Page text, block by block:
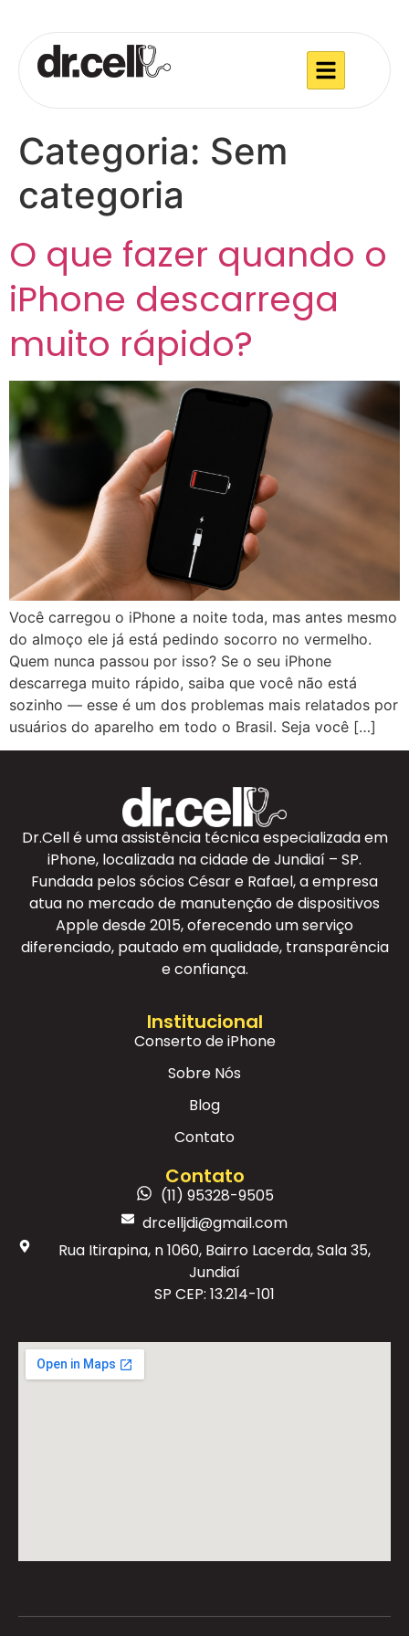
Categoria: Sem
categoria
O que fazer quando o
iPhone descarrega
muito rápido?
Você carregou o iPhone a noite toda, mas antes mesmo
do almoço ele já está pedindo socorro no vermelho.
Quem nunca passou por isso? Se o seu iPhone
descarrega muito rápido, saiba que você não está
sozinho — esse é um dos problemas mais relatados por
usuários do aparelho em todo o Brasil. Seja você […]
Dr.Cell é uma assistência técnica especializada em
iPhone, localizada na cidade de Jundiaí – SP.
Fundada pelos sócios César e Rafael, a empresa
atua no mercado de manutenção de dispositivos
Apple desde 2015, oferecendo um serviço
diferenciado, pautado em qualidade, transparência
e confiança.
Institucional
Conserto de iPhone
Sobre Nós
Blog
Contato
Contato
(11) 95328-9505
drcelljdi@gmail.com
Rua Itirapina, n 1060, Bairro Lacerda, Sala 35,
Jundiaí
SP CEP: 13.214-101